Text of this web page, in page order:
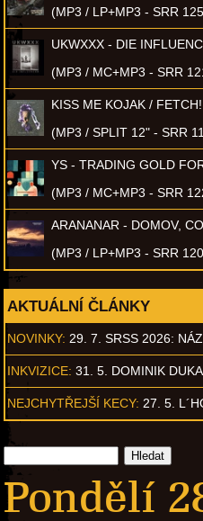
(MP3 / LP+MP3 - SRR
UKWXXX - DIE
(MP3 / MC+MP3 - SRR
KISS ME KOJAK /
(MP3 / SPLIT 12" - SRR
YS - TRADING GOLD
(MP3 / MC+MP3 - SRR
ARANANAR - DOMOV,
(MP3 / LP+MP3 - SRR
AKTUÁLNÍ ČLÁNKY
NOVINKY: 29. 7. SRSS 2026:
INKVIZICE: 31. 5. DOMINIK DUKA
NEJCHYTŘEJŠÍ KECY: 27. 5.
Pondělí